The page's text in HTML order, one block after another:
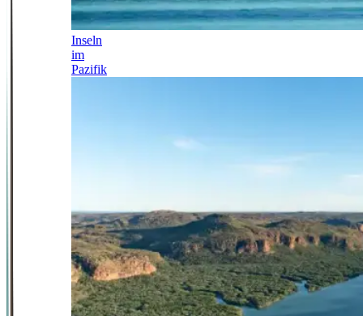
Inseln
im
Pazifik